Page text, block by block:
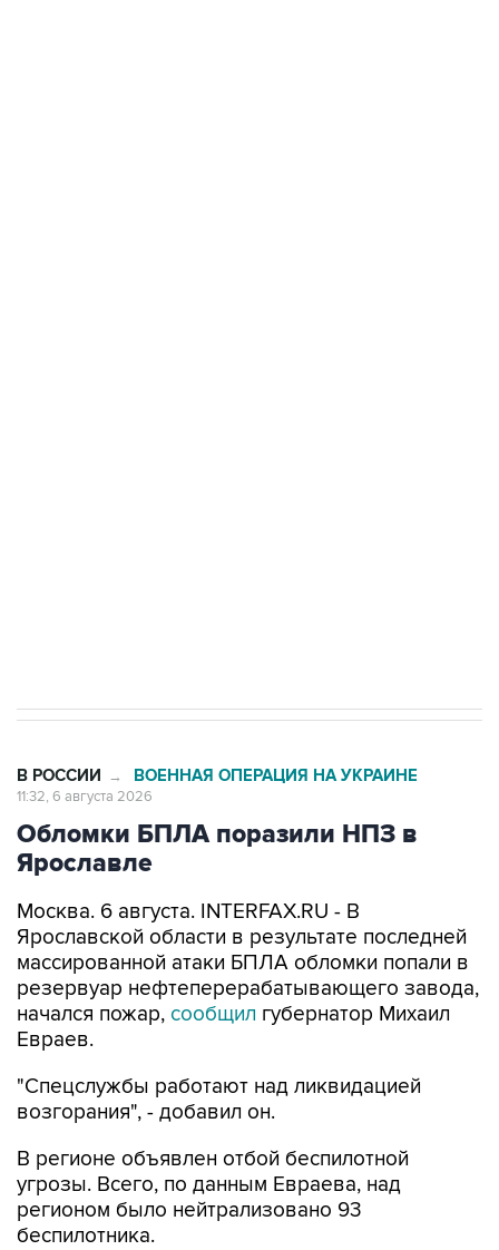
В РОССИИ → ВОЕННАЯ ОПЕРАЦИЯ НА УКРАИНЕ
11:32, 6 августа 2026
Обломки БПЛА поразили НПЗ в
Ярославле
Москва. 6 августа. INTERFAX.RU - В
Ярославской области в результате последней
массированной атаки БПЛА обломки попали в
резервуар нефтеперерабатывающего завода,
начался пожар, сообщил губернатор Михаил
Евраев.
"Спецслужбы работают над ликвидацией
возгорания", - добавил он.
В регионе объявлен отбой беспилотной
угрозы. Всего, по данным Евраева, над
регионом было нейтрализовано 93
беспилотника.